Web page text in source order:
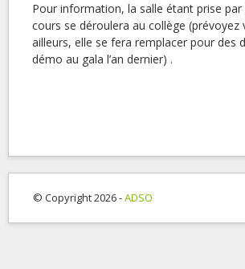
Pour information, la salle étant prise
cours se déroulera au collège
ailleurs, elle se fera remplacer pour des
démo au gala l’an dernier) .
© Copyright 2026 -ADSO